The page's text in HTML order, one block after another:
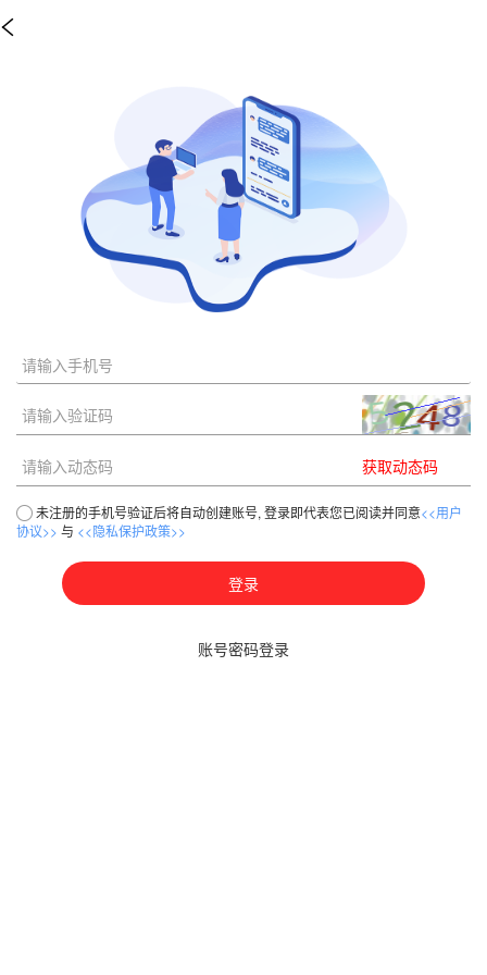
获取动态码
未注册的手机号验证后将自动创建账号, 登录即代表您已阅读并同意<<用户
协议>> 与 <<隐私保护政策>>
登录
账号密码登录